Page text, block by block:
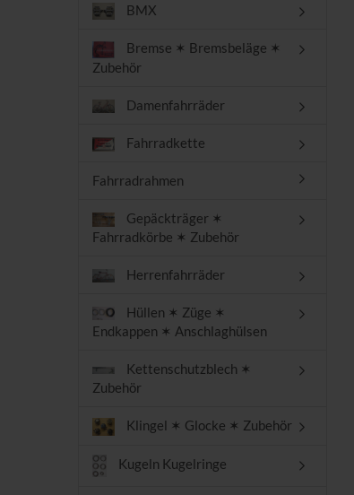
BMX
Bremse ✶ Bremsbeläge ✶
Zubehör
Damenfahrräder
Fahrradkette
Fahrradrahmen
Gepäckträger ✶
Fahrradkörbe ✶ Zubehör
Herrenfahrräder
Hüllen ✶ Züge ✶
Endkappen ✶ Anschlaghülsen
Kettenschutzblech ✶
Zubehör
Klingel ✶ Glocke ✶ Zubehör
Kugeln Kugelringe